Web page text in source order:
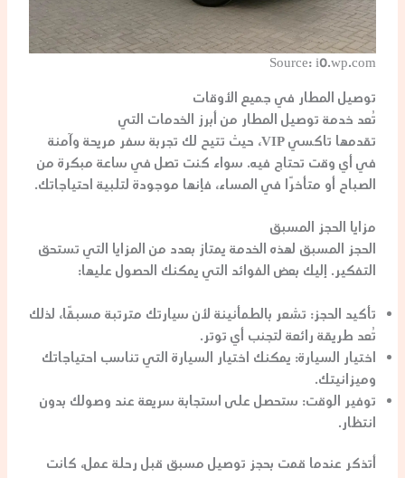
Source: i0.wp.com
توصيل المطار في جميع الأوقات
تُعد خدمة توصيل المطار من أبرز الخدمات التي
تقدمها تاكسي VIP
، حيث تتيح لك تجربة سفر مريحة وآمنة
في أي وقت تحتاج فيه. سواء كنت تصل في ساعة مبكرة من
الصباح أو متأخرًا في المساء، فإنها موجودة لتلبية احتياجاتك.
مزايا الحجز المسبق
الحجز المسبق لهذه الخدمة يمتاز بعدد من المزايا التي تستحق
التفكير. إليك بعض الفوائد التي يمكنك الحصول عليها:
تأكيد الحجز: تشعر بالطمأنينة لأن سيارتك مترتبة مسبقًا، لذلك
تُعد طريقة رائعة لتجنب أي توتر.
اختيار السيارة: يمكنك اختيار السيارة التي تناسب احتياجاتك
وميزانيتك.
توفير الوقت: ستحصل على استجابة سريعة عند وصولك بدون
انتظار.
أتذكر عندما قمت بحجز توصيل مسبق قبل رحلة عمل، كانت